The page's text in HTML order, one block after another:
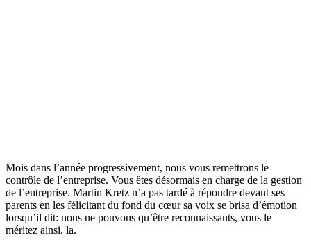
Mois dans l’année progressivement, nous vous remettrons le
contrôle de l’entreprise. Vous êtes désormais en charge de la gestion
de l’entreprise. Martin Kretz n’a pas tardé à répondre devant ses
parents en les félicitant du fond du cœur sa voix se brisa d’émotion
lorsqu’il dit: nous ne pouvons qu’être reconnaissants, vous le
méritez ainsi, la.